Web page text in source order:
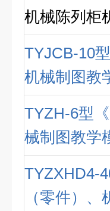
机械陈列柜
TYJCB-10
机械制图教
TYZH-6型
械制图教学
TYZXHD4-
（零件）